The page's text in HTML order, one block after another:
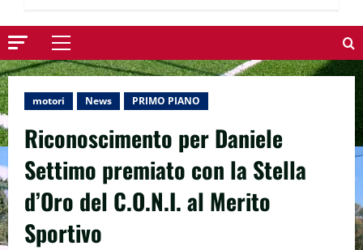
Menu
principale
motori News PRIMO PIANO
Riconoscimento per Daniele
Settimo premiato con la Stella
d’Oro del C.O.N.I. al Merito
Sportivo